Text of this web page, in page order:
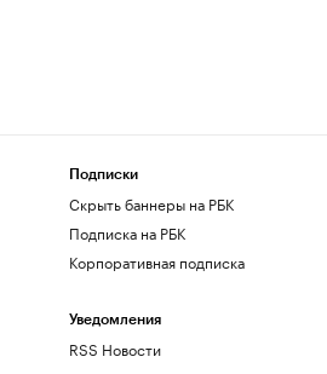
Подписки
Скрыть баннеры на РБК
Подписка на РБК
Корпоративная подписка
Уведомления
RSS Новости